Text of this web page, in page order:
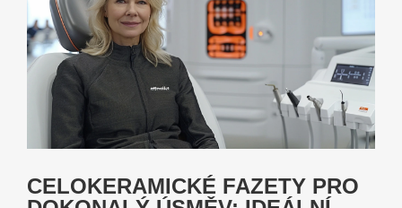
CELOKERAMICKÉ FAZETY PRO